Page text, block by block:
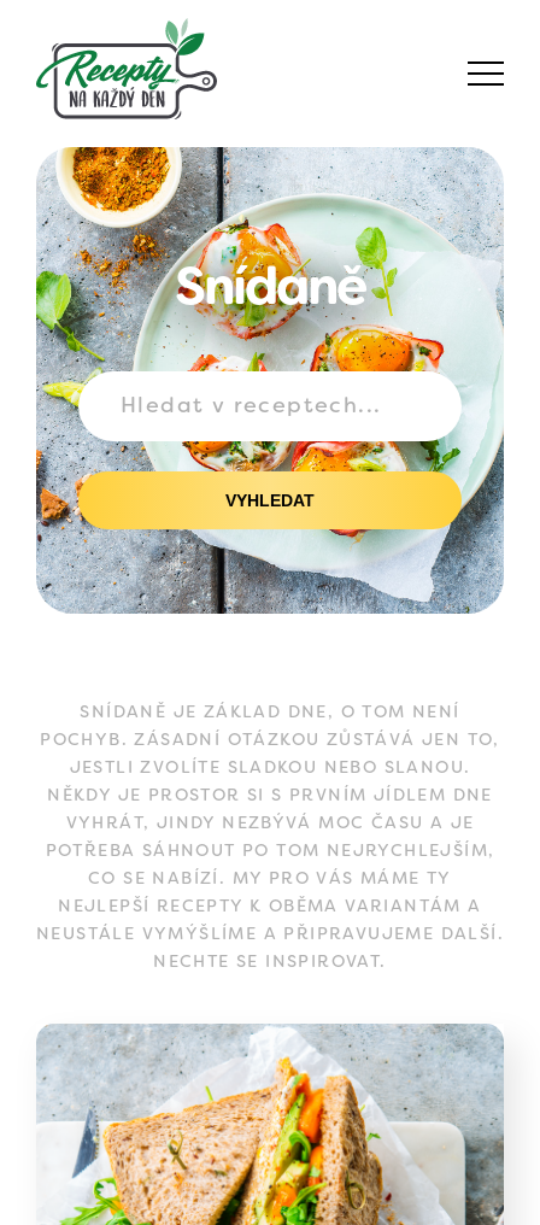
Snídaně
VYHLEDAT
SNÍDANĚ JE ZÁKLAD DNE, O TOM NENÍ
POCHYB. ZÁSADNÍ OTÁZKOU ZŮSTÁVÁ JEN TO,
JESTLI ZVOLÍTE SLADKOU NEBO SLANOU.
NĚKDY JE PROSTOR SI S PRVNÍM JÍDLEM DNE
VYHRÁT, JINDY NEZBÝVÁ MOC ČASU A JE
POTŘEBA SÁHNOUT PO TOM NEJRYCHLEJŠÍM,
CO SE NABÍZÍ. MY PRO VÁS MÁME TY
NEJLEPŠÍ RECEPTY K OBĚMA VARIANTÁM A
NEUSTÁLE VYMÝŠLÍME A PŘIPRAVUJEME DALŠÍ.
NECHTE SE INSPIROVAT.